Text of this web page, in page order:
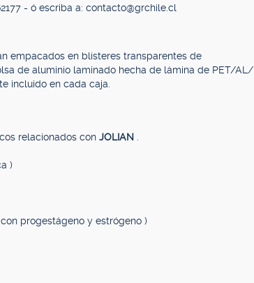
- ó escriba a: contacto@grchile.cl
empacados en blísteres transparentes de
de aluminio laminado hecha de lámina de PET/AL/
incluido en cada caja.
relacionados con JOLIAN
)
progestágeno y estrógeno )